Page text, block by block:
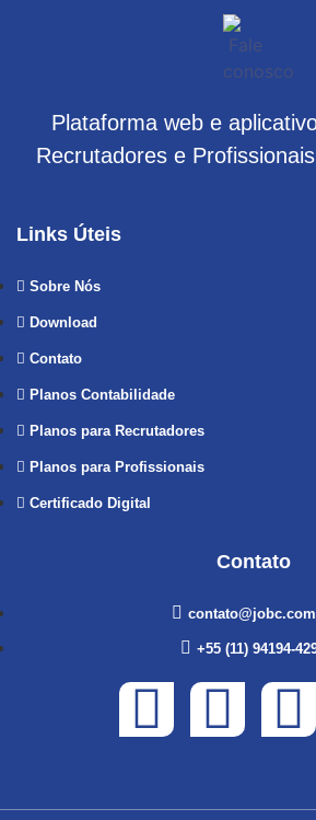
Plataforma web e
Recrutadores e
Links Úteis
Sobre Nós
Download
Contato
Planos Contabilidade
Planos para Recrutadores
Planos para Profissionais
Certificado Digital
Contato
+55 (11) 94194-